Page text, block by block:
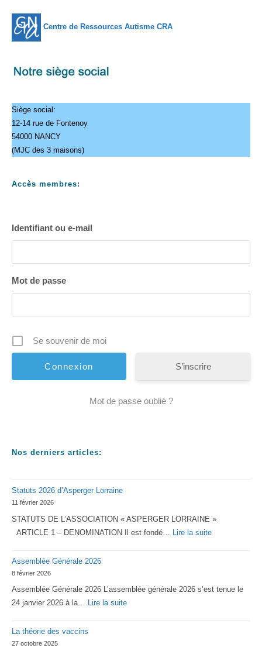
Centre de Ressources Autisme CRA
Siège social:
12-14 rue de Fontenoy
54000 NANCY
(MJC des 3 maisons)
Accès membres:
Identifiant ou e-mail
Mot de passe
Se souvenir de moi
S’inscrire
Mot de passe oublié ?
Nos derniers articles:
Statuts 2026 d’Asperger Lorraine
11 février 2026
STATUTS DE L’ASSOCIATION « ASPERGER LORRAINE »
ARTICLE 1 – DENOMINATION Il est fondé… Lire la suite:
Lorraine
Assemblée Générale 2026
8 février 2026
Assemblée Générale 2026 L’assemblée générale 2026 s’est tenue le
24 janvier 2026 à la… Lire la suite:
La théorie des vaccins
27 octobre 2025